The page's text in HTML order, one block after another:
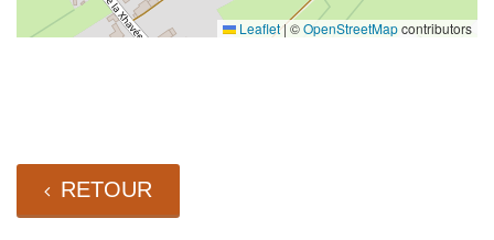
Leaflet|©OpenStreetMapcontributors
RETOUR